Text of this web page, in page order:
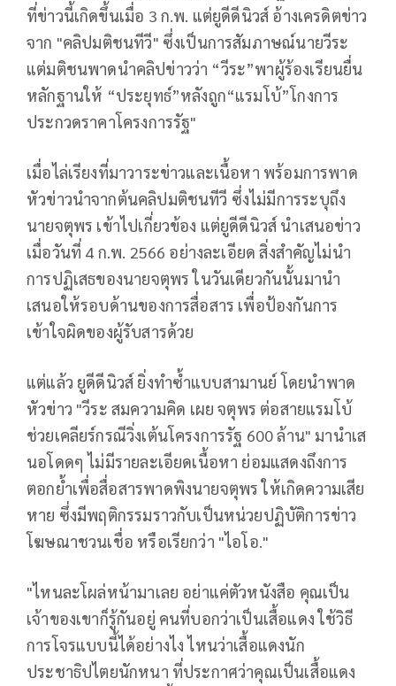
ที่ข่าวนี้เกิดขึ้นเมื่อ 3 ก.พ. แต่ยูดีดีนิวส์ อ้างเครดิตข่าว
จาก "คลิปมติชนทีวี" ซึ่งเป็นการสัมภาษณ์นายวีระ
แต่มติชนพาดนำคลิปข่าวว่า “วีระ”พาผู้ร้องเรียนยื่น
หลักฐานให้ “ประยุทธ์”หลังถูก“แรมโบ้”โกงการ
ประกวดราคาโครงการรัฐ"
เมื่อไล่เรียงที่มาวาระข่าวและเนื้อหา พร้อมการพาด
หัวข่าวนำจากต้นคลิปมติชนทีวี ซึ่งไม่มีการระบุถึง
นายจตุพร เข้าไปเกี่ยวข้อง แต่ยูดีดีนิวส์ นำเสนอข่าว
เมื่อวันที่ 4 ก.พ. 2566 อย่างละเอียด สิ่งสำคัญไม่นำ
การปฏิเสธของนายจตุพร ในวันเดียวกันนั้นมานำ
เสนอให้รอบด้านของการสื่อสาร เพื่อป้องกันการ
เข้าใจผิดของผู้รับสารด้วย
แต่แล้ว ยูดีดีนิวส์ ยิ่งทำซ้ำแบบสามานย์ โดยนำพาด
หัวข่าว "วีระ สมความคิด เผย จตุพร ต่อสายแรมโบ้
ช่วยเคลียร์กรณีวิ่งเต้นโครงการรัฐ 600 ล้าน" มานำเส
นอโดดๆ ไม่มีรายละเอียดเนื้อหา ย่อมแสดงถึงการ
ตอกย้ำเพื่อสื่อสารพาดพิงนายจตุพร ให้เกิดความเสีย
หาย ซึ่งมีพฤติกรรมราวกับเป็นหน่วยปฏิบัติการข่าว
โฆษณาชวนเชื่อ หรือเรียกว่า "ไอโอ."
"ไหนละโผล่หน้ามาเลย อย่าแค่ตัวหนังสือ คุณเป็น
เจ้าของเขาก็รู้กันอยู่ คนที่บอกว่าเป็นเสื้อแดง ใช้วิธี
การโจรแบบนี้ได้อย่างไง ไหนว่าเสื้อแดงนัก
ประชาธิปไตยนักหนา ที่ประกาศว่าคุณเป็นเสื้อแดง